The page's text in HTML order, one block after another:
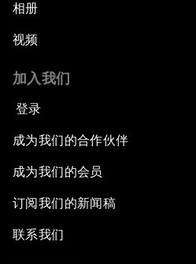
相册
视频
加入我们
登录
成为我们的合作伙伴
成为我们的会员
订阅我们的新闻稿
联系我们